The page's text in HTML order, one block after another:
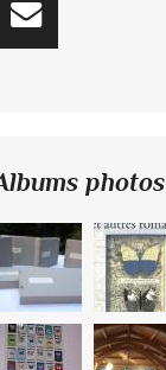
photos